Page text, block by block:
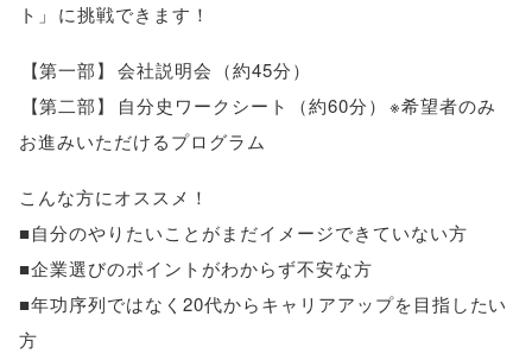
ト 」 に挑戦できます！
【第一部】 会社説明会 （約45分）
【第二部】 自分史ワークシート （約60分） ※希望者のみ
お進みいただけるプログラム
こんな方にオススメ！
■自分のやりたいことがまだイメージできていない方
■企業選びのポイントがわからず不安な方
■年功序列ではなく20代からキャリアアップを目指したい
方